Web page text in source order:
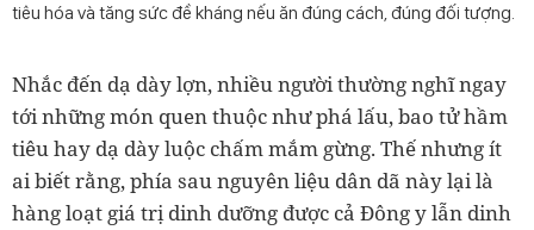
tiêu hóa và tăng sức đề kháng nếu ăn đúng cách, đúng đối tượng.
Nhắc đến dạ dày lợn, nhiều người thường nghĩ ngay
tới những món quen thuộc như phá lấu, bao tử hầm
tiêu hay dạ dày luộc chấm mắm gừng. Thế nhưng ít
ai biết rằng, phía sau nguyên liệu dân dã này lại là
hàng loạt giá trị dinh dưỡng được cả Đông y lẫn dinh